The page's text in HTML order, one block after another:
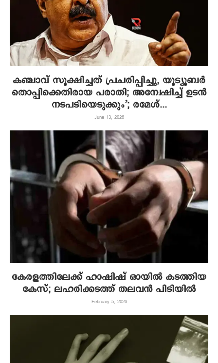
കഞ്ചാവ് സൂക്ഷിച്ചത് പ്രചരിപ്പിച്ചു, യൂട്യൂബർ
തൊപ്പിക്കെതിരായ പരാതി; അന്വേഷിച്ച് ഉടൻ
നടപടിയെടുക്കും’; രമേശ്‌...
June 13, 2026
കേരളത്തിലേക്ക് ഹാഷിഷ് ഓയില്‍ കടത്തിയ
കേസ്; ലഹരിക്കടത്ത് തലവന്‍ പിടിയില്‍
February 5, 2026